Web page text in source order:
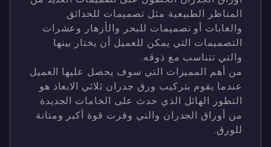
المناظر الطبيعية مثل تصميمات للحدائق
والغابات أو تصميمات للبحر والأزهار وعشرات
التصميمات التي يمكن للعميل أن يختار بينها
والتي تتناسب مع ذوقه.
من أهم المميزات التي سوف يحصل عليها العميل
عندما يقوم بتركيب ورق جدران ثلاثي الابعاد هو
التطور الهائل الذي حدث على الخامات الجديدة
من أوراق الجدران والتي وفرت قوة أكبر ومتانة
للورق.